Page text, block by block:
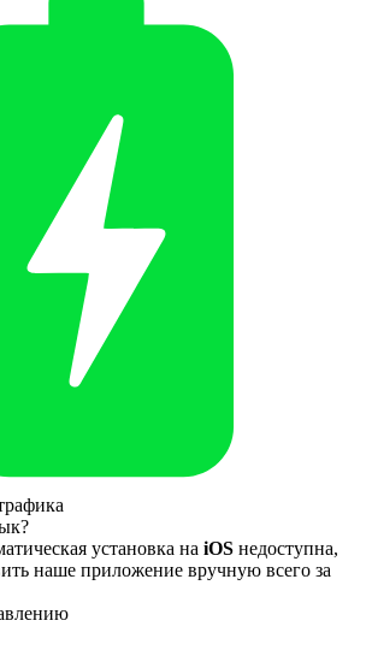
установка на iOS недоступна,
наше приложение вручную всего за